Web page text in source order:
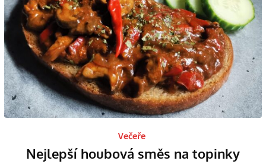
Večeře
Nejlepší houbová směs na topinky